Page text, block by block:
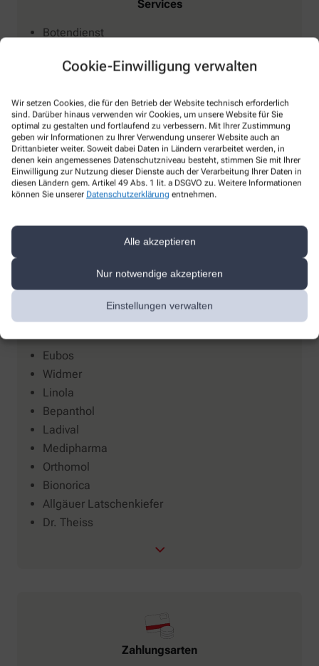
Cookie-Einwilligung verwalten
Wir setzen Cookies, die für den Betrieb der Website technisch erforderlich
sind. Darüber hinaus verwenden wir Cookies, um unsere Website für Sie
optimal zu gestalten und fortlaufend zu verbessern. Mit Ihrer Zustimmung
geben wir Informationen zu Ihrer Verwendung unserer Website auch an
Drittanbieter weiter. Soweit dabei Daten in Ländern verarbeitet werden, in
denen kein angemessenes Datenschutzniveau besteht, stimmen Sie mit Ihrer
Einwilligung zur Nutzung dieser Dienste auch der Verarbeitung Ihrer Daten in
diesen Ländern gem. Artikel 49 Abs. 1 lit. a DSGVO zu. Weitere Informationen
können Sie unserer Datenschutzerklärung entnehmen.
Alle akzeptieren
Nur notwendige akzeptieren
Einstellungen verwalten
Services
Botendienst
Wechselwirkungen
Parkplatz
Ausbildungs-Apotheke
Barrierefrei
Entsorgung von Altmedikamenten
Gutscheine
Heimversorgung
Spezialisierungen
Eubos
Widmer
Linola
Bepanthol
Ladival
Medipharma
Orthomol
Bionorica
Allgäuer Latschenkiefer
Dr. Theiss
Zahlungsarten